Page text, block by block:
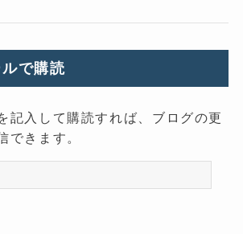
で購読
記入して購読すれば、ブログの更
できます。